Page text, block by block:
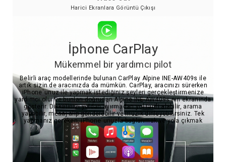
Harici Ekranlara Görüntü Çıkışı
İphone CarPlay
Mükemmel bir yardımcı pilot
Belirli araç modellerinde bulunan CarPlay Alpine INE-AW409s ile
artık sizin de aracınızda da mümkün. CarPlay, aracınızı sürerken
iPhone`unuz ile yapmak istediğiniz şeyleri gerçekleştirmenize
yardımcı olur ve bunları doğrudan Alpine INE-AW409s nin ekranında
gösterir. Dikkatinizi yoldan ayırmadan yol tarifi alabilir, arama
yapabilir, mesaj alıp gönderebilir ve müzik dinleyebilirsiniz. Tek
yapmanız gereken, iPhone`unuzla bağlanmak ve yola çıkmak